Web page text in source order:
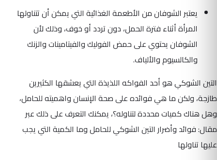
يعتبر الشوفان من الأطعمة الغذائية التي يمكن أن تتناولها
المرأة أثناء فترة الحمل، دون تردد أو خوف، وذلك لأن
الشوفان يحتوي على حمض الفوليك والفيتامينات والزنك
والكالسيوم والألياف.
التين الشوكي هو أحد الفواكه اللذيذة التي يعشقها الكثيرين
طازجة، ولكن ما هي فوائده على صحة الإنسان واهميته للحامل،
وهل هناك كميات محددة لتناوله؟، يمكنك التعرف على ذلك عبر
مقال: فوائد وأضرار التين الشوكي للحامل وما الكمية التي يجب
عليها تناولها